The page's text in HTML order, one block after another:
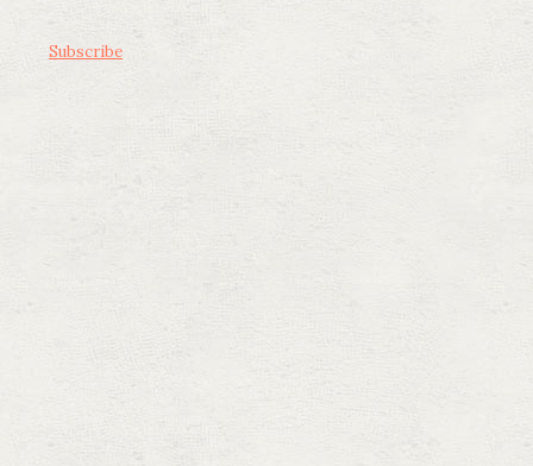
Subscribe